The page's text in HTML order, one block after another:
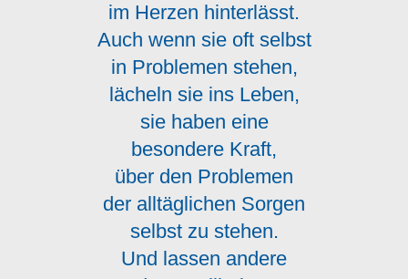
im Herzen hinterlässt.
Auch wenn sie oft selbst
in Problemen stehen,
lächeln sie ins Leben,
sie haben eine
besondere Kraft,
über den Problemen
der alltäglichen Sorgen
selbst zu stehen.
Und lassen andere